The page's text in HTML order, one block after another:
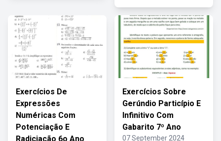
Exercícios De
Expressões
Numéricas Com
Potenciação E
Radiciação 6o Ano
Exercícios Sobre
Gerúndio Particípio E
Infinitivo Com
Gabarito 7º Ano
07 September 2024